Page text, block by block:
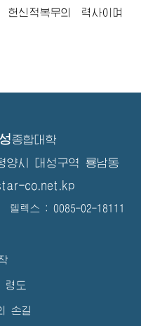
신적복무의 력사이며
종합대학
양시 대성구역 룡남동
co.net.kp
렉스 : 0085-02-18111
령도
손길